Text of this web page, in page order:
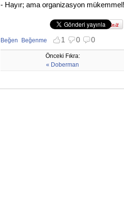
- Hayır; ama organizasyon
Beğen
Beğenmekten vazgeç
Beğenme
Beğenmemekten vazgeç
1 0 0
Önceki Fıkra:
« Doberman